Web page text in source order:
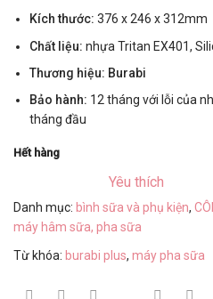
Kích thước: 376 x 246 x 312mm
Chất liệu: nhựa Tritan EX401,
Thương hiệu: Burabi
Bảo hành: 12 tháng với lỗi của
tháng đầu
Hết hàng
Yêu thích
Danh mục: bình sữa và phụ kiện,
máy hâm sữa, pha sữa
Từ khóa: burabi plus, máy pha sữa